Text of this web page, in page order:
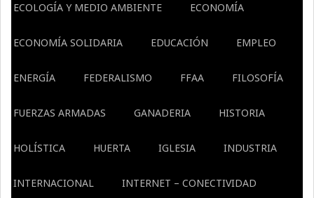
ECOLOGÍA Y MEDIO AMBIENTE ECONOMÍA
ECONOMÍA SOLIDARIA EDUCACIÓN EMPLEO
ENERGÍA FEDERALISMO FFAA FILOSOFÍA
FUERZAS ARMADAS GANADERIA HISTORIA
HOLÍSTICA HUERTA IGLESIA INDUSTRIA
INTERNACIONAL INTERNET – CONECTIVIDAD